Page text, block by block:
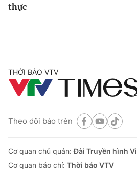
thực
THỜI BÁO VTV
Theo dõi báo trên
Cơ quan chủ quản:Đài Truyền hình
Cơ quan báo chí: Thời báo VTV